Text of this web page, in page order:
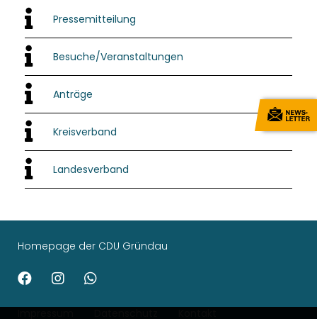
Pressemitteilung
Besuche/Veranstaltungen
Anträge
Kreisverband
Landesverband
Homepage der CDU Gründau